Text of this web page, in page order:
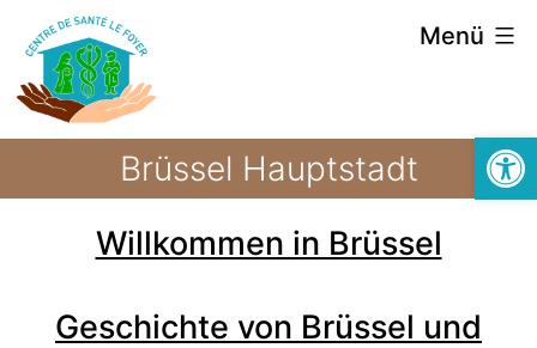
Menü
Brüssel Hauptstadt
Willkommen in Brüssel
Geschichte von Brüssel und